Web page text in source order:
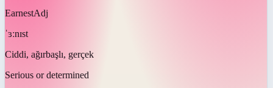
EarnestAdj
ˈɜːnɪst
Ciddi, ağırbaşlı, gerçek
Serious or determined